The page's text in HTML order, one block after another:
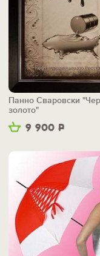
9 900 Р
Панно Сваровски
золото"